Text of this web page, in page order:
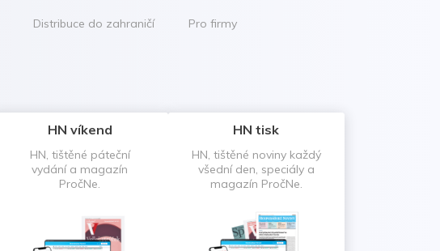
Distribuce do zahraničí Pro firmy
HN víkend
HN, tištěné páteční
vydání a magazín
PročNe.
HN tisk
HN, tištěné noviny každý
všední den, speciály a
magazín PročNe.